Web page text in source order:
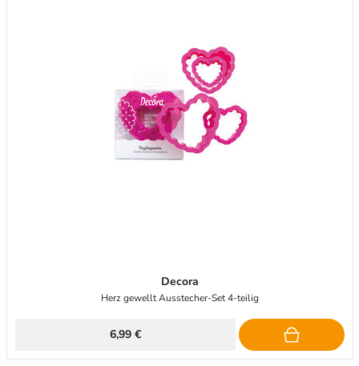
Decora
Herz gewellt Ausstecher-Set 4-teilig
6,99 €